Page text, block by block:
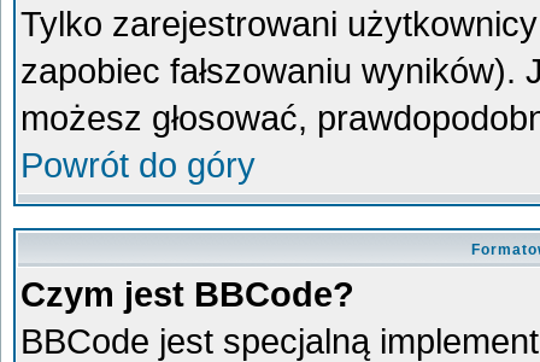
Tylko zarejestrowani
zapobiec fałszowaniu wyników).
możesz głosować,
Powrót do góry
Czym jest BBCode?
BBCode jest specjalną